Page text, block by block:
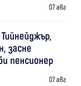
07 авг
засне
пенсионер
07 авг